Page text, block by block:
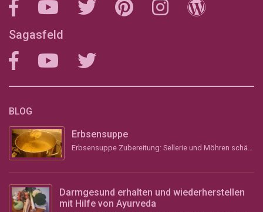
Sagasfeld
BLOG
Erbsensuppe
Erbsensuppe Zubereitung: Sellerie und Möhren schälen, grob stückeln und &#8211; wenn vorhanden &#...
Darmgesund erhalten und wiederherstellen
mit Hilfe von Ayurveda